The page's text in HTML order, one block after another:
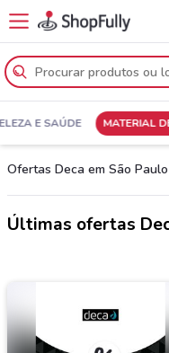
E SAÚDE MATERIAL
Ofertas Deca em São Paulo
Últimas ofertas